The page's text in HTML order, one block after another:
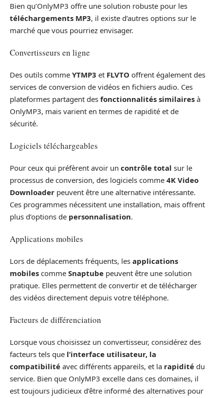
Bien qu’OnlyMP3 offre une solution robuste pour les
téléchargements MP3, il existe d’autres options sur le
marché que vous pourriez envisager.
Convertisseurs en ligne
Des outils comme YTMP3 et FLVTO offrent également des
services de conversion de vidéos en fichiers audio. Ces
plateformes partagent des fonctionnalités similaires à
OnlyMP3, mais varient en termes de rapidité et de
sécurité.
Logiciels téléchargeables
Pour ceux qui préfèrent avoir un contrôle total sur le
processus de conversion, des logiciels comme 4K Video
Downloader peuvent être une alternative intéressante.
Ces programmes nécessitent une installation, mais offrent
plus d’options de personnalisation.
Applications mobiles
Lors de déplacements fréquents, les applications
mobiles comme Snaptube peuvent être une solution
pratique. Elles permettent de convertir et de télécharger
des vidéos directement depuis votre téléphone.
Facteurs de différenciation
Lorsque vous choisissez un convertisseur, considérez des
facteurs tels que l’interface utilisateur, la
compatibilité avec différents appareils, et la rapidité du
service. Bien que OnlyMP3 excelle dans ces domaines, il
est toujours judicieux d’être informé des alternatives pour